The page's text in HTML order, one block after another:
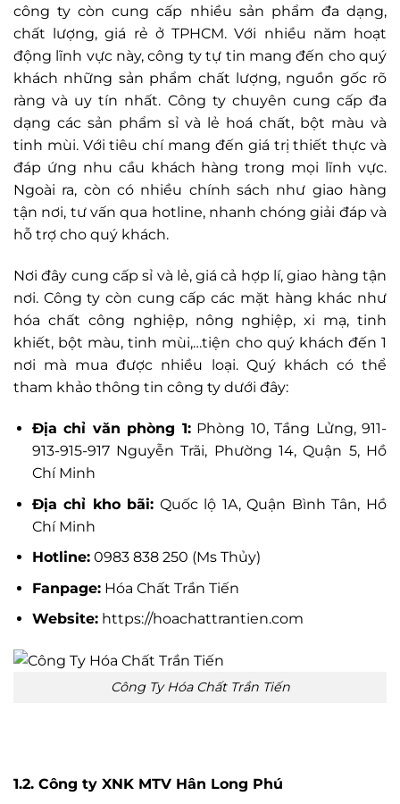
công ty còn cung cấp nhiều sản phẩm đa dạng,
chất lượng, giá rẻ ở TPHCM. Với nhiều năm hoạt
động lĩnh vực này, công ty tự tin mang đến cho quý
khách những sản phẩm chất lượng, nguồn gốc rõ
ràng và uy tín nhất. Công ty chuyên cung cấp đa
dạng các sản phẩm sỉ và lẻ hoá chất, bột màu và
tinh mùi. Với tiêu chí mang đến giá trị thiết thực và
đáp ứng nhu cầu khách hàng trong mọi lĩnh vực.
Ngoài ra, còn có nhiều chính sách như giao hàng
tận nơi, tư vấn qua hotline, nhanh chóng giải đáp và
hỗ trợ cho quý khách.
Nơi đây cung cấp sỉ và lẻ, giá cả hợp lí, giao hàng tận
nơi. Công ty còn cung cấp các mặt hàng khác như
hóa chất công nghiệp, nông nghiệp, xi mạ, tinh
khiết, bột màu, tinh mùi,…tiện cho quý khách đến 1
nơi mà mua được nhiều loại. Quý khách có thể
tham khảo thông tin công ty dưới đây:
Địa chỉ văn phòng 1:Phòng 10, Tầng Lửng, 911-
913-915-917 Nguyễn Trãi, Phường 14, Quận 5, Hồ
Chí Minh
Địa chỉ kho bãi: Quốc lộ 1A, Quận Bình Tân, Hồ
Chí Minh
Hotline:0983 838 250 (Ms Thủy)
Fanpage:Hóa Chất Trần Tiến
Website:https://hoachattrantien.com
Công Ty Hóa Chất Trần Tiến
1.2. Công ty XNK MTV Hân Long Phú